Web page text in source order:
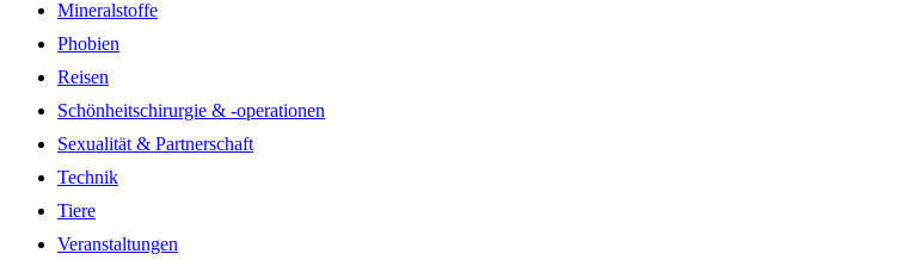
Mineralstoffe
Phobien
Reisen
Schönheitschirurgie & -operationen
Sexualität & Partnerschaft
Technik
Tiere
Veranstaltungen